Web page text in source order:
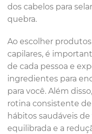
dos cabelos para
quebra.
Ao escolher
capilares, é
de cada pessoa e
ingredientes para
para você. Além
rotina consistente
hábitos saudáveis
equilibrada e a